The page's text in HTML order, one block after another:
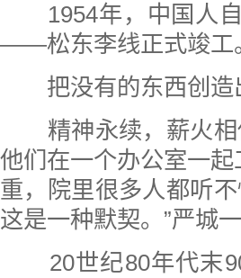
1954年，中国人自
——松东李线正式竣工
把没有的东西创造
精神永续，薪火相
他们在一个办公室一
重，院里很多人都听
这是一种默契。”严城一
20世纪80年代末90